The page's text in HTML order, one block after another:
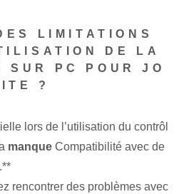
LIMITATIONS
DE LA
SUR PC POUR JO
?
lors de l’utilisation du contrôl
manque Compatibilité avec de
rencontrer des problèmes avec